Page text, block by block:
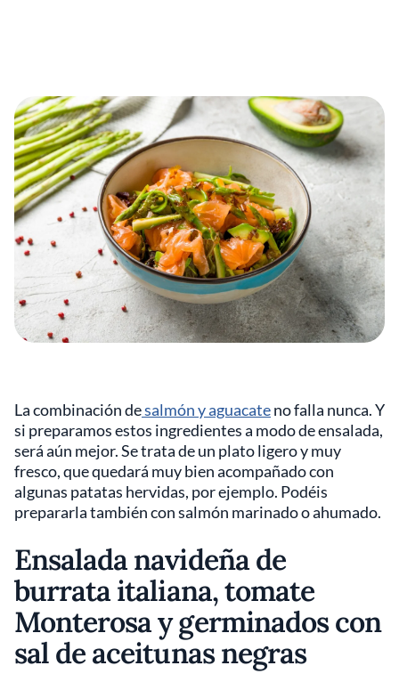
La combinación desalmón y aguacateno falla nunca. Y
si preparamos estos ingredientes a modo de ensalada,
será aún mejor. Se trata de un plato ligero y muy
fresco, que quedará muy bien acompañado con
algunas patatas hervidas, por ejemplo. Podéis
prepararla también con salmón marinado o ahumado.
Ensalada navideña de
burrata italiana, tomate
Monterosa y germinados con
sal de aceitunas negras